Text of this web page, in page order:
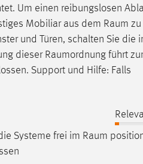
Um einen reibungslosen
Mobiliar aus dem Raum zu
und Türen, schalten Sie die
dieser Raumordnung führt
Support und Hilfe: Falls
Systeme frei im Raum